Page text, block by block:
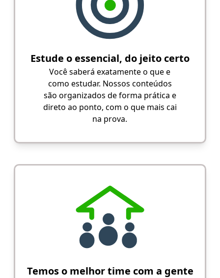
Estude o essencial, do jeito certo
Você saberá exatamente o que e
como estudar. Nossos conteúdos
são organizados de forma prática e
direto ao ponto, com o que mais cai
na prova.
Temos o melhor time com a gente